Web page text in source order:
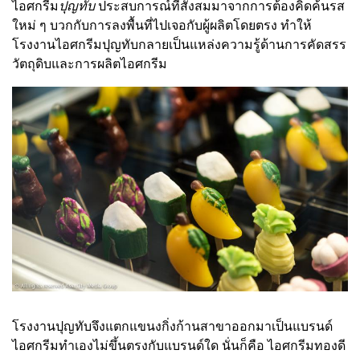
ไอศกรีม ปุญทับประสบการณ์ที่สั่งสมมาจากการต้องคิดค้นรส
ใหม่ ๆ บวกกับการลงพื้นที่ไปเจอกับผู้ผลิตโดยตรง ทำให้
โรงงานไอศกรีมปุญทับกลายเป็นแหล่งความรู้ด้านการคัดสรร
วัตถุดิบและการผลิตไอศกรีม
โรงงานปุญทับจึงแตกแขนงกิ่งก้านสาขาออกมาเป็นแบรนด์
ไอศกรีมทำเองไม่ขึ้นตรงกับแบรนด์ใด นั่นก็คือ ไอศกรีมทองดี